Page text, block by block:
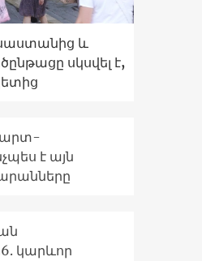
և
սկսվել է,
արտ-
է այն
կարևոր